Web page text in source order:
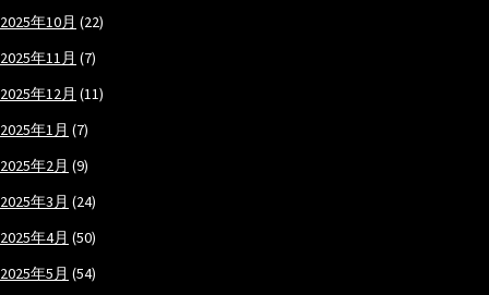
2025年10月 (22)
2025年11月 (7)
2025年12月 (11)
2025年1月 (7)
2025年2月 (9)
2025年3月 (24)
2025年4月 (50)
2025年5月 (54)